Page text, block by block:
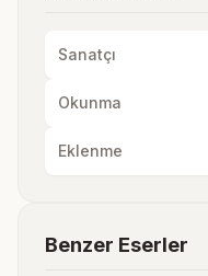
Sanatçı
Okunma
Eklenme
Benzer Eserler